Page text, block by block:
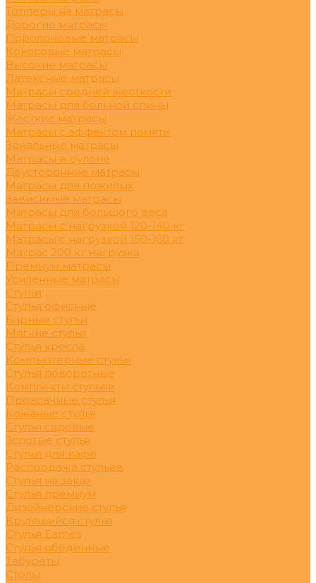
Топперы на матрасы
Дорогие матрасы
Поролоновые матрасы
Кокосовые матрасы
Высокие матрасы
Латексные матрасы
Матрасы средней жесткости
Матрасы для больной спины
Жесткие матрасы
Матрасы с эффектом памяти
Зональные матрасы
Матрасы в рулоне
Двусторонние матрасы
Матрасы для пожилых
Зависимые матрасы
Матрасы для большого веса
Матрасы с нагрузкой 120-140 кг
Матрасы с нагрузкой 150-160 кг
Матрас 200 кг нагрузка
Премиум матрасы
Усиленные матрасы
Стулья
Стулья офисные
Барные стулья
Мягкие стулья
Стулья кресла
Компьютерные стулья
Стулья поворотные
Комплекты стульев
Прозрачные стулья
Кожаные стулья
Стулья садовые
Золотые стулья
Стулья для кафе
Распродажа стульев
Стулья на заказ
Стулья премиум
Дизайнерские стулья
Крутящийся стулья
Стулья Eames
Стулья обеденные
Табуреты
Столы